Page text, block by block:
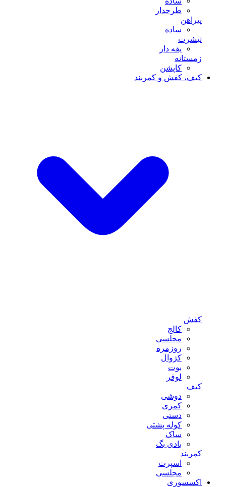
طرحدار
پیراهن
ساده
تیشرت
یقه دار
زمستانه
کاپشن
کیف، کفش و کمربند
کفش
کالج
مجلسی
روزمره
کژوال
بوت
لوفر
کیف
دوشی
کمری
دستی
کوله پشتی
ساک
بادی بگ
کمربند
اسپرت
مجلسی
اکسسوری